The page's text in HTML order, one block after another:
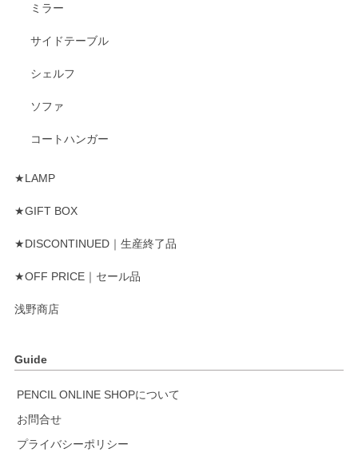
ミラー
サイドテーブル
シェルフ
ソファ
コートハンガー
★LAMP
★GIFT BOX
★DISCONTINUED｜生産終了品
★OFF PRICE｜セール品
浅野商店
Guide
PENCIL ONLINE SHOPについて
お問合せ
プライバシーポリシー